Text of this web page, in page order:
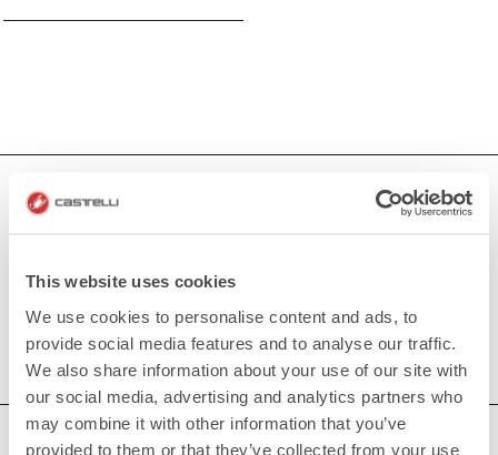
This website uses cookies
We use cookies to personalise content and ads, to
provide social media features and to analyse our traffic.
We also share information about your use of our site with
our social media, advertising and analytics partners who
may combine it with other information that you’ve
provided to them or that they’ve collected from your use
Vêtements de vélo en salle pour femmes
pour vous garder à l'aise et au sec pendant les
entraînements les plus intensifs. Achetez-les maintenant
pour trouver la taille parfaite et maximiser les performances.
AVEZ-VOUS BESOIN D'AIDE ?